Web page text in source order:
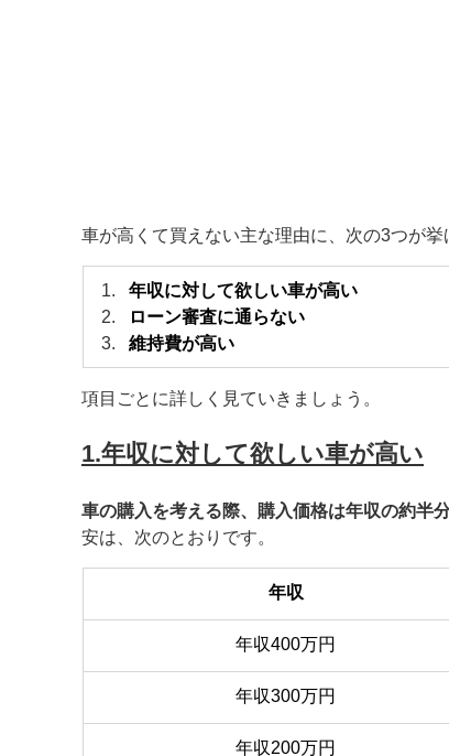
車が高くて買えない主な理由に、次の3つが挙
年収に対して欲しい車が高い
ローン審査に通らない
維持費が高い
項目ごとに詳しく見ていきましょう。
1.年収に対して欲しい車が高い
車の購入を考える際、購入価格は年収の約半
安は、次のとおりです。
年収
年収400万円
年収300万円
年収200万円